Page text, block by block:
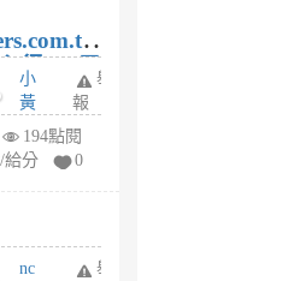
心得 — 民
較平台
小
黃
蜂
1
舉
報
194點閱
給分
0
nc
舉